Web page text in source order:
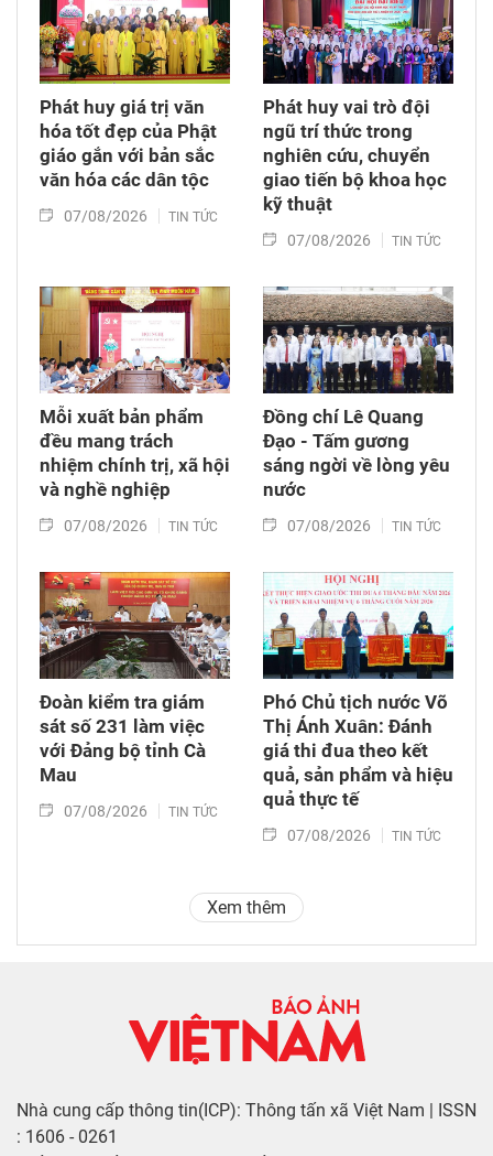
Phát huy giá trị văn
hóa tốt đẹp của Phật
giáo gắn với bản sắc
văn hóa các dân tộc
07/08/2026 TIN TỨC
Phát huy vai trò đội
ngũ trí thức trong
nghiên cứu, chuyển
giao tiến bộ khoa học
kỹ thuật
07/08/2026 TIN TỨC
Mỗi xuất bản phẩm
đều mang trách
nhiệm chính trị, xã hội
và nghề nghiệp
07/08/2026 TIN TỨC
Đồng chí Lê Quang
Đạo - Tấm gương
sáng ngời về lòng yêu
nước
07/08/2026 TIN TỨC
Đoàn kiểm tra giám
sát số 231 làm việc
với Đảng bộ tỉnh Cà
Mau
07/08/2026 TIN TỨC
Phó Chủ tịch nước Võ
Thị Ánh Xuân: Đánh
giá thi đua theo kết
quả, sản phẩm và hiệu
quả thực tế
07/08/2026 TIN TỨC
Xem thêm
Nhà cung cấp thông tin(ICP): Thông tấn xã Việt Nam | ISSN
: 1606 - 0261